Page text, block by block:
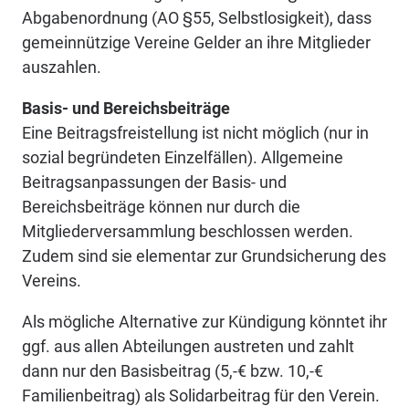
Abgabenordnung (AO §55, Selbstlosigkeit), dass
gemeinnützige Vereine Gelder an ihre Mitglieder
auszahlen.
Basis- und Bereichsbeiträge
Eine Beitragsfreistellung ist nicht möglich (nur in
sozial begründeten Einzelfällen). Allgemeine
Beitragsanpassungen der Basis- und
Bereichsbeiträge können nur durch die
Mitgliederversammlung beschlossen werden.
Zudem sind sie elementar zur Grundsicherung des
Vereins.
Als mögliche Alternative zur Kündigung könntet ihr
ggf. aus allen Abteilungen austreten und zahlt
dann nur den Basisbeitrag (5,-€ bzw. 10,-€
Familienbeitrag) als Solidarbeitrag für den Verein.